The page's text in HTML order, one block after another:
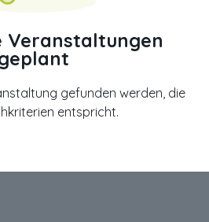
Veranstaltungen
gefunden werden, die
entspricht.